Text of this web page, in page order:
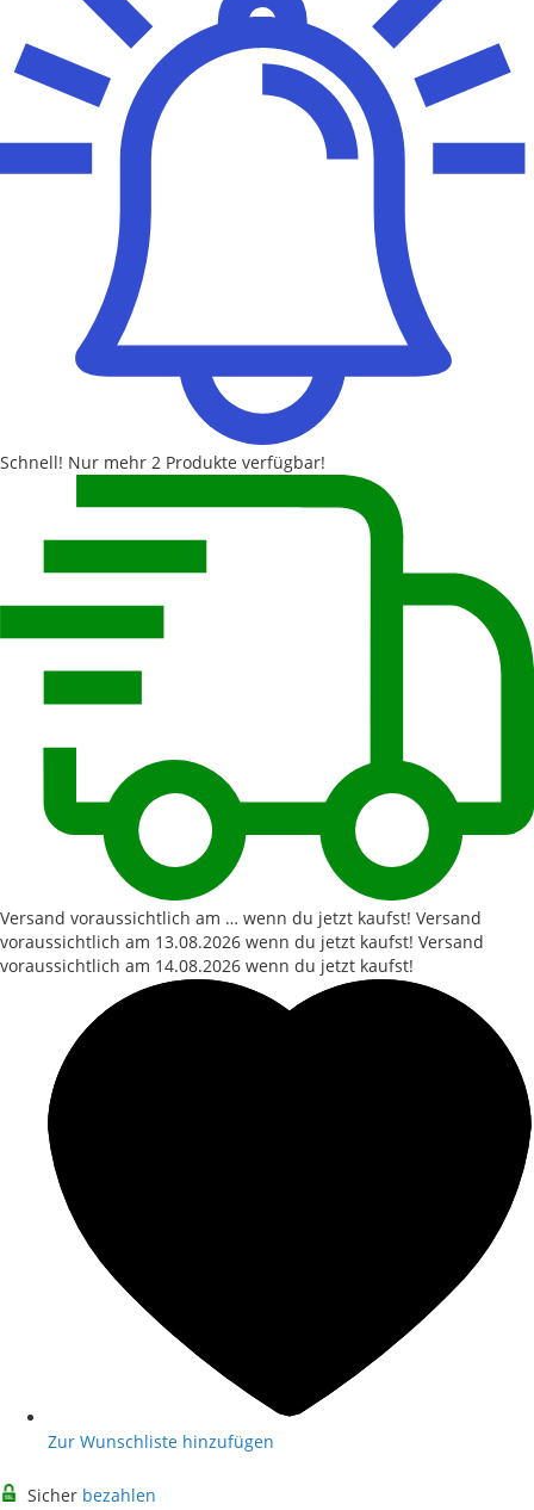
Schnell! Nur mehr 2 Produkte verfügbar!
Versand voraussichtlich am … wenn du jetzt kaufst! Versand
voraussichtlich am 13.08.2026 wenn du jetzt kaufst! Versand
voraussichtlich am 14.08.2026 wenn du jetzt kaufst!
Zur Wunschliste hinzufügen
Sicher bezahlen